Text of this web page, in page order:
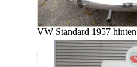
VW Standard 1957 hinten